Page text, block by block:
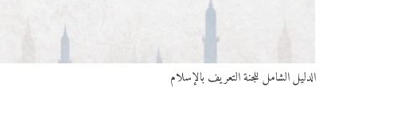
الدليل الشامل للجنة التعريف بالإسلام